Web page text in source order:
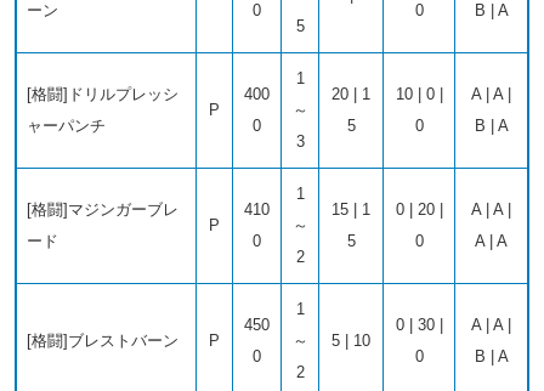
ーン
0
5
0
B | A
[格闘]ドリルプレッシ
ャーパンチ
P
400
0
1
～
3
20 | 1
5
10 | 0 |
0
A | A |
B | A
[格闘]マジンガーブレ
ード
P
410
0
1
～
2
15 | 1
5
0 | 20 |
0
A | A |
A | A
[格闘]ブレストバーン P
450
0
1
～
2
5 | 10
0 | 30 |
0
A | A |
B | A